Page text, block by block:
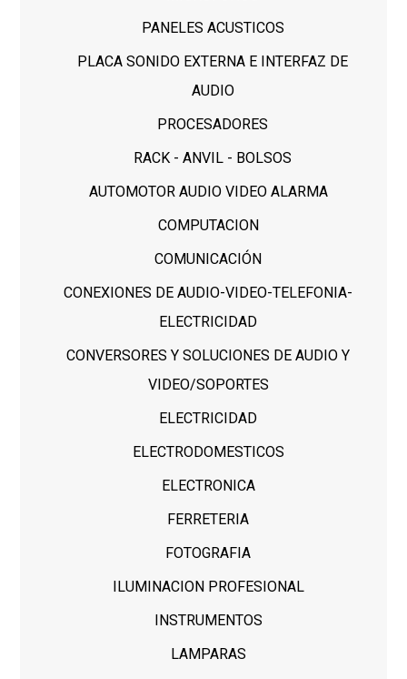
PANELES ACUSTICOS
PLACA SONIDO EXTERNA E INTERFAZ DE
AUDIO
PROCESADORES
RACK - ANVIL - BOLSOS
AUTOMOTOR AUDIO VIDEO ALARMA
COMPUTACION
COMUNICACIÓN
CONEXIONES DE AUDIO-VIDEO-TELEFONIA-
ELECTRICIDAD
CONVERSORES Y SOLUCIONES DE AUDIO Y
VIDEO/SOPORTES
ELECTRICIDAD
ELECTRODOMESTICOS
ELECTRONICA
FERRETERIA
FOTOGRAFIA
ILUMINACION PROFESIONAL
INSTRUMENTOS
LAMPARAS